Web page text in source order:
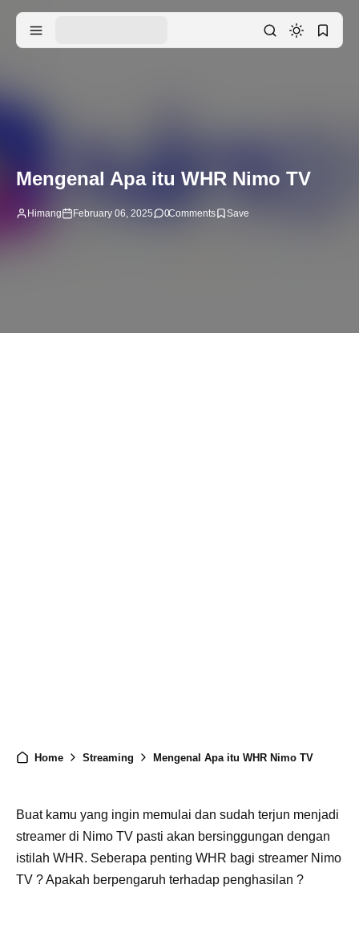
Mengenal Apa itu WHR Nimo TV
Himang February 06, 2025 0Comments
Home Streaming Mengenal Apa itu WHR Nimo TV
Buat kamu yang ingin memulai dan sudah terjun menjadi
streamer di Nimo TV pasti akan bersinggungan dengan
istilah WHR. Seberapa penting WHR bagi streamer Nimo
TV ? Apakah berpengaruh terhadap penghasilan ?